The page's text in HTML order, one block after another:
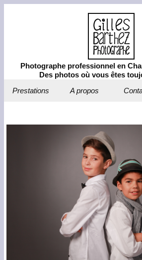
Photographe professionnel en
Des photos où vous êtes
Prestations
A propos